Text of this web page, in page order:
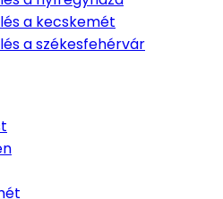
a kecskemét
a székesfehérvár